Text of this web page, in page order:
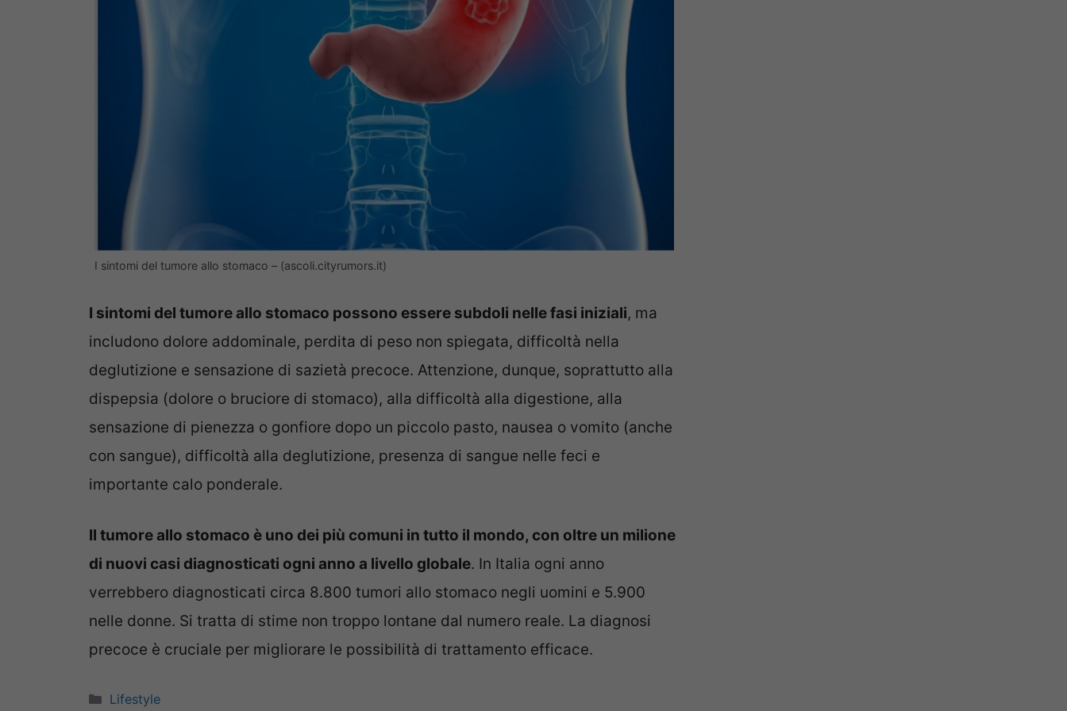
I sintomi del tumore allo stomaco – (ascoli.cityrumors.it)
I sintomi del tumore allo stomaco possono essere subdoli nelle fasi iniziali, ma
includono dolore addominale, perdita di peso non spiegata, difficoltà nella
deglutizione e sensazione di sazietà precoce. Attenzione, dunque, soprattutto alla
dispepsia (dolore o bruciore di stomaco), alla difficoltà alla digestione, alla
sensazione di pienezza o gonfiore dopo un piccolo pasto, nausea o vomito (anche
con sangue), difficoltà alla deglutizione, presenza di sangue nelle feci e
importante calo ponderale.
Il tumore allo stomaco è uno dei più comuni in tutto il mondo, con oltre un milione
di nuovi casi diagnosticati ogni anno a livello globale. In Italia ogni anno
verrebbero diagnosticati circa 8.800 tumori allo stomaco negli uomini e 5.900
nelle donne. Si tratta di stime non troppo lontane dal numero reale. La diagnosi
precoce è cruciale per migliorare le possibilità di trattamento efficace.
Categorie
Lifestyle